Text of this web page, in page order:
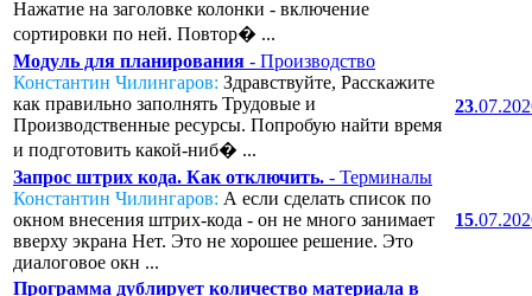
Нажатие на заголовке колонки - включение
сортировки по ней. Повтор� ...
Модуль для планирования - Производство
Константин Чилингаров: Здравствуйте, Расскажите
как правильно заполнять Трудовые и
Производственные ресурсы. Попробую найти время
и подготовить какой-ниб� ...
23
Запрос штрих кода. Как отключить. - Терминалы
Константин Чилингаров: А если сделать список по
окном внесения штрих-кода - он не много занимает
вверху экрана Нет. Это не хорошее решение. Это
диалоговое окн ...
15
Программа дублирует количество материала в